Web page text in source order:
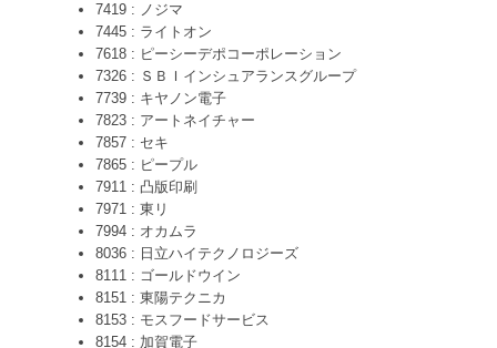
7419 : ノジマ
7445 : ライトオン
7618 : ピーシーデポコーポレーション
7326 : ＳＢＩインシュアランスグループ
7739 : キヤノン電子
7823 : アートネイチャー
7857 : セキ
7865 : ピープル
7911 : 凸版印刷
7971 : 東リ
7994 : オカムラ
8036 : 日立ハイテクノロジーズ
8111 : ゴールドウイン
8151 : 東陽テクニカ
8153 : モスフードサービス
8154 : 加賀電子